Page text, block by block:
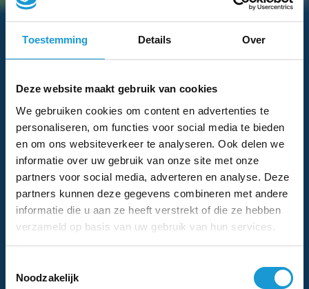
Toestemming Details Over
Deze website maakt gebruik van cookies
We gebruiken cookies om content en advertenties te
personaliseren, om functies voor social media te bieden
en om ons websiteverkeer te analyseren. Ook delen we
informatie over uw gebruik van onze site met onze
partners voor social media, adverteren en analyse. Deze
partners kunnen deze gegevens combineren met andere
informatie die u aan ze heeft verstrekt of die ze hebben
verzameld op basis van uw gebruik van hun services.
Noodzakelijk
gewekt?
en
achternaam
Eventuele
opmerkingen
E-
mailadres
Telefoonnummer
Instemming
*
Ik ga akkoord met hetprivacybeleid.*